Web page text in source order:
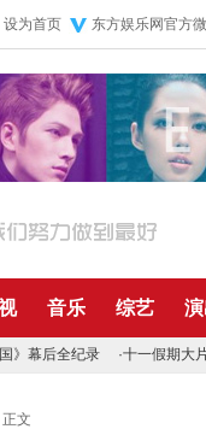
设为首页 东方娱乐网官方
音乐 综艺
》幕后全纪录 ·十一假期大
文